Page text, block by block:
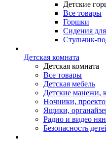
Детские
Все товары
Горшки
Сидения
Стульчик-
Детская комната
Детская комната
Все товары
Детская мебель
Детские манежи,
Ночники,
Ящики,
Радио и видео
Безопасность